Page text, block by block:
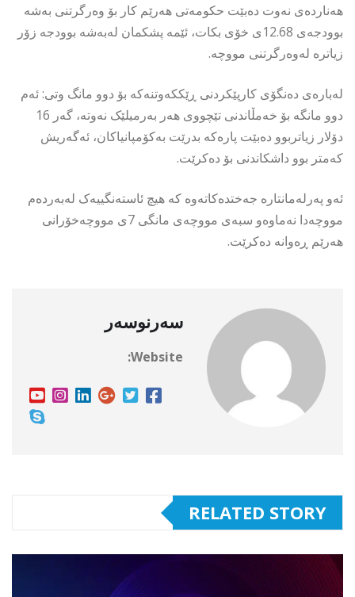
هەناردەی نەوت دەبێت حکومەتی هەرێم کار بۆ وەرگرتنی بەشە
بوودجەی 12.68ی خۆی بکات، ئێمە پشکمان لەبەشە بوودجە زۆر
زیاترە لەوەرگرتنی مووچە.
لەبارەی دەنگۆی کارپێکردنی ڕێککەوتنەکە بۆ دوو مانگ وتی: ئەم
دوو مانگە بۆ خەمڵاندنی تێچووی هەر بەرمیلێک نەوتە، گەر 16
دۆلار زیاتربوو دەبێت پارەکە بدرێت بەکۆمپانیاکان، ئەگەریش
کەمتر بوو داشکاندنی بۆ دەکرێت.
ئەو پەرلەمانتارە جەختدەکاتەوە کە هیچ ئاستەنگییەک لەبەردەم
مووچەدا نەماوەو سبەی مووچەی مانگی 7ی مووچەخۆرانی
هەرێم ڕەوانە دەکرێت.
سەرنوسەر
Website:
RELATED STORY